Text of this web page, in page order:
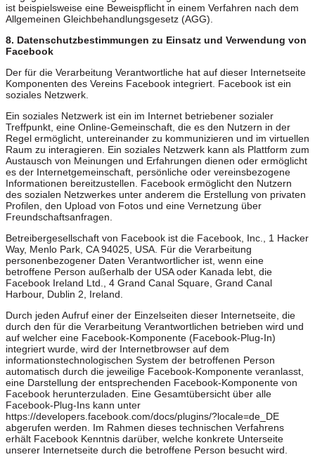
ist beispielsweise eine Beweispflicht in einem Verfahren nach dem
Allgemeinen Gleichbehandlungsgesetz (AGG).
8. Datenschutzbestimmungen zu Einsatz und Verwendung von
Facebook
Der für die Verarbeitung Verantwortliche hat auf dieser Internetseite
Komponenten des Vereins Facebook integriert. Facebook ist ein
soziales Netzwerk.
Ein soziales Netzwerk ist ein im Internet betriebener sozialer
Treffpunkt, eine Online-Gemeinschaft, die es den Nutzern in der
Regel ermöglicht, untereinander zu kommunizieren und im virtuellen
Raum zu interagieren. Ein soziales Netzwerk kann als Plattform zum
Austausch von Meinungen und Erfahrungen dienen oder ermöglicht
es der Internetgemeinschaft, persönliche oder vereinsbezogene
Informationen bereitzustellen. Facebook ermöglicht den Nutzern
des sozialen Netzwerkes unter anderem die Erstellung von privaten
Profilen, den Upload von Fotos und eine Vernetzung über
Freundschaftsanfragen.
Betreibergesellschaft von Facebook ist die Facebook, Inc., 1 Hacker
Way, Menlo Park, CA 94025, USA. Für die Verarbeitung
personenbezogener Daten Verantwortlicher ist, wenn eine
betroffene Person außerhalb der USA oder Kanada lebt, die
Facebook Ireland Ltd., 4 Grand Canal Square, Grand Canal
Harbour, Dublin 2, Ireland.
Durch jeden Aufruf einer der Einzelseiten dieser Internetseite, die
durch den für die Verarbeitung Verantwortlichen betrieben wird und
auf welcher eine Facebook-Komponente (Facebook-Plug-In)
integriert wurde, wird der Internetbrowser auf dem
informationstechnologischen System der betroffenen Person
automatisch durch die jeweilige Facebook-Komponente veranlasst,
eine Darstellung der entsprechenden Facebook-Komponente von
Facebook herunterzuladen. Eine Gesamtübersicht über alle
Facebook-Plug-Ins kann unter
https://developers.facebook.com/docs/plugins/?locale=de_DE
abgerufen werden. Im Rahmen dieses technischen Verfahrens
erhält Facebook Kenntnis darüber, welche konkrete Unterseite
unserer Internetseite durch die betroffene Person besucht wird.